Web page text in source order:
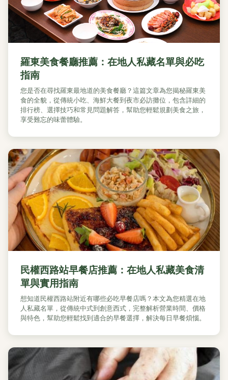
羅東美食餐廳推薦：在地人私藏名單與必吃
指南
您是否在尋找羅東最地道的美食餐廳？這篇文章為您揭秘羅東美
食的全貌，從傳統小吃、海鮮大餐到夜市必訪攤位，包含詳細的
排行榜、選擇技巧和常見問題解答，幫助您輕鬆規劃美食之旅，
享受難忘的味蕾體驗。
民權西路站早餐店推薦：在地人私藏美食清
單與實用指南
想知道民權西路站附近有哪些必吃早餐店嗎？本文為您精選在地
人私藏名單，從傳統中式到創意西式，完整解析營業時間、價格
與特色，幫助您輕鬆找到適合的早餐選擇，解決每日早餐煩惱。